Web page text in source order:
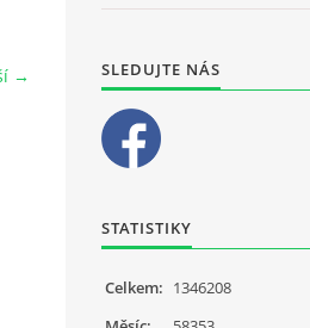
→ SLEDUJTE NÁS
STATISTIKY
Celkem: 1346208